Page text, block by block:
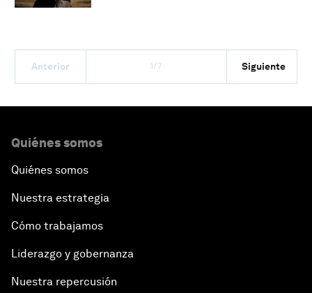
Anterior 1/7 Siguiente
Quiénes somos
Quiénes somos
Nuestra estrategia
Cómo trabajamos
Liderazgo y gobernanza
Nuestra repercusión